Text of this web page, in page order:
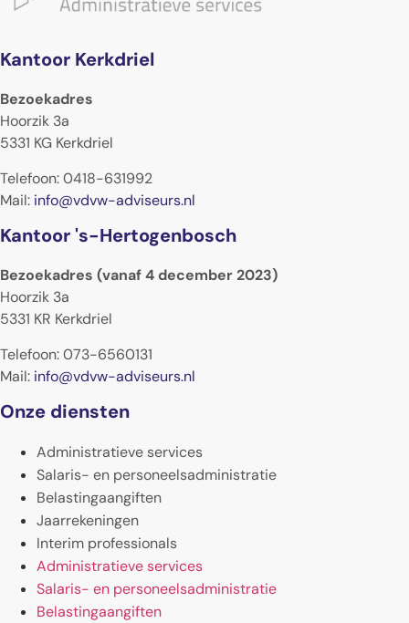
Kantoor Kerkdriel
Bezoekadres
Hoorzik 3a
5331 KG Kerkdriel
Telefoon: 0418-631992
Mail: info@vdvw-adviseurs.nl
Kantoor 's-Hertogenbosch
Bezoekadres (vanaf 4 december 2023)
Hoorzik 3a
5331 KR Kerkdriel
Telefoon: 073-6560131
Mail: info@vdvw-adviseurs.nl
Onze diensten
Administratieve services
Salaris- en personeelsadministratie
Belastingaangiften
Jaarrekeningen
Interim professionals
Administratieve services
Salaris- en personeelsadministratie
Belastingaangiften